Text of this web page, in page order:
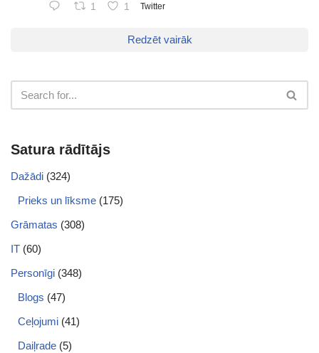
1 1 Twitter
Redzēt vairāk
Satura rādītājs
Dažādi (324)
Prieks un līksme (175)
Grāmatas (308)
IT (60)
Personīgi (348)
Blogs (47)
Ceļojumi (41)
Daiļrade (5)